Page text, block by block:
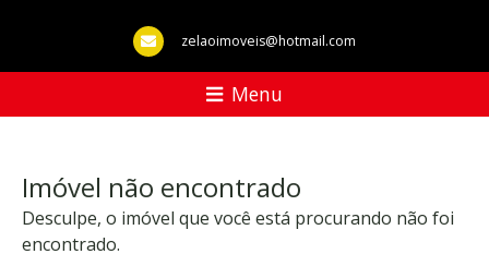
zelaoimoveis@hotmail.com
Menu
Imóvel não encontrado
Desculpe, o imóvel que você está procurando não foi
encontrado.